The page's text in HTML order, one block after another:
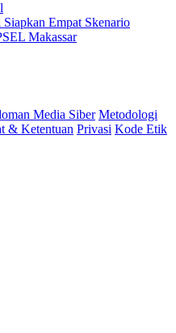
Empat Skenario
Makassar
Media Siber Metodologi
& Ketentuan Privasi Kode Etik